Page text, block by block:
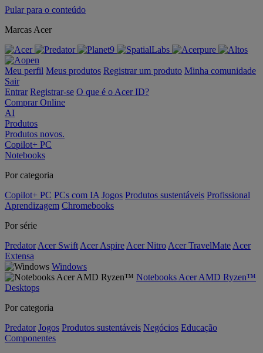
Pular para o conteúdo
Marcas Acer
Meu perfil Meus produtos Registrar um produto Minha comunidade
Sair
Entrar Registrar-se O que é o Acer ID?
Comprar Online
AI
Produtos
Produtos novos.
Copilot+ PC
Notebooks
Por categoria
Copilot+ PC PCs com IA Jogos Produtos sustentáveis Profissional
Aprendizagem Chromebooks
Por série
Predator Acer Swift Acer Aspire Acer Nitro Acer TravelMate Acer
Extensa
Windows
Notebooks Acer AMD Ryzen™
Desktops
Por categoria
Predator Jogos Produtos sustentáveis Negócios Educação
Componentes